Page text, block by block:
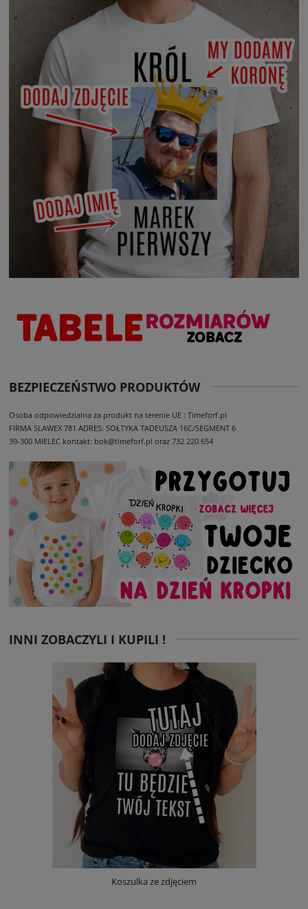
BEZPIECZEŃSTWO PRODUKTÓW
Osoba odpowiedzialna za produkt na terenie UE : Timeforf.pl
FIRMA SLAWEX 781 ADRES: SOŁTYKA TADEUSZA 16C/SEGMENT 6
39-300 MIELEC kontakt: bok@timeforf.pl oraz 732 220 654
INNI ZOBACZYLI I KUPILI !
Koszulka ze zdjęciem